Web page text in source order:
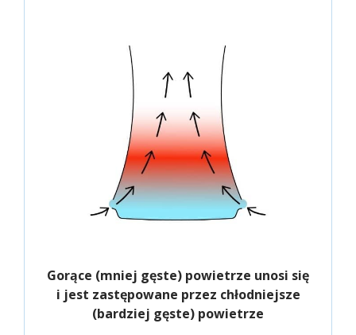
Gorące (mniej gęste) powietrze unosi się
i jest zastępowane przez chłodniejsze
(bardziej gęste) powietrze